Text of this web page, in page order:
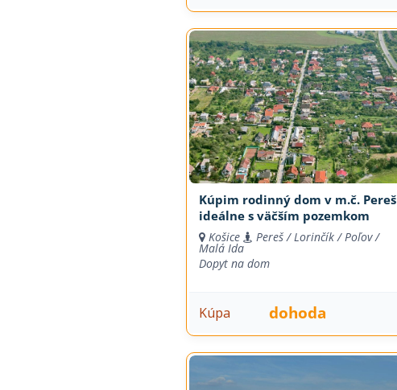
Kúpim rodinný dom v m.č. Pereš
ideálne s väčším pozemkom
Košice Pereš / Lorinčík / Poľov /
Malá Ida
Dopyt na dom
Kúpa dohoda